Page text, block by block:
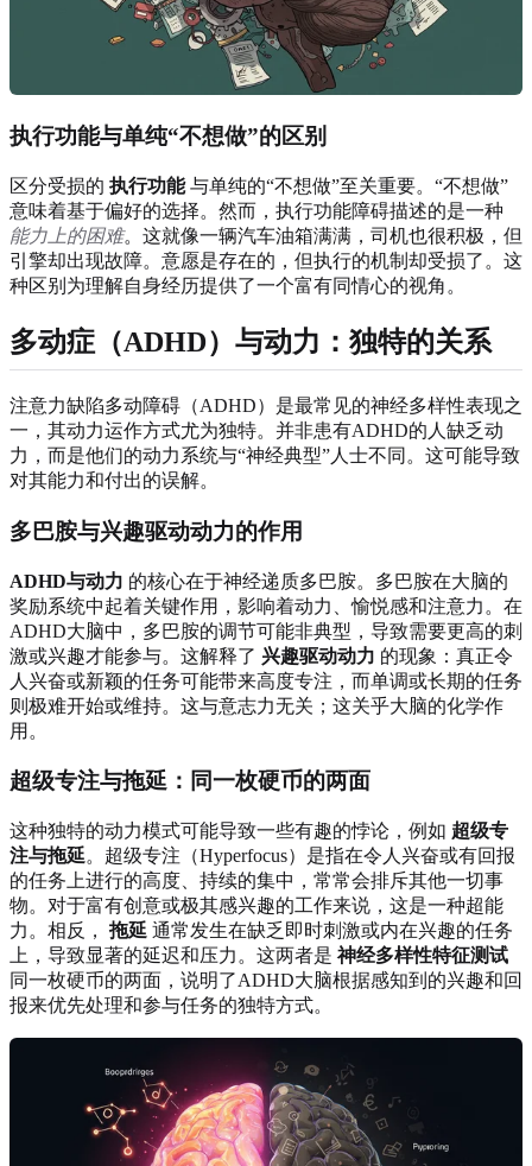
执行功能与单纯“不想做”的区别
区分受损的 执行功能与单纯的“不想做”至关重要。“不想做”
意味着基于偏好的选择。然而，执行功能障碍描述的是一种
能力上的困难。这就像一辆汽车油箱满满，司机也很积极，但
引擎却出现故障。意愿是存在的，但执行的机制却受损了。这
种区别为理解自身经历提供了一个富有同情心的视角。
多动症（ADHD）与动力：独特的关系
注意力缺陷多动障碍（ADHD）是最常见的神经多样性表现之
一，其动力运作方式尤为独特。并非患有ADHD的人缺乏动
力，而是他们的动力系统与“神经典型”人士不同。这可能导致
对其能力和付出的误解。
多巴胺与兴趣驱动动力的作用
ADHD与动力 的核心在于神经递质多巴胺。多巴胺在大脑的
奖励系统中起着关键作用，影响着动力、愉悦感和注意力。在
ADHD大脑中，多巴胺的调节可能非典型，导致需要更高的刺
激或兴趣才能参与。这解释了 兴趣驱动动力 的现象：真正令
人兴奋或新颖的任务可能带来高度专注，而单调或长期的任务
则极难开始或维持。这与意志力无关；这关乎大脑的化学作
用。
超级专注与拖延：同一枚硬币的两面
这种独特的动力模式可能导致一些有趣的悖论，例如 超级专
注与拖延。超级专注（Hyperfocus）是指在令人兴奋或有回报
的任务上进行的高度、持续的集中，常常会排斥其他一切事
物。对于富有创意或极其感兴趣的工作来说，这是一种超能
力。相反， 拖延 通常发生在缺乏即时刺激或内在兴趣的任务
上，导致显著的延迟和压力。这两者是 神经多样性特征测试
同一枚硬币的两面，说明了ADHD大脑根据感知到的兴趣和回
报来优先处理和参与任务的独特方式。